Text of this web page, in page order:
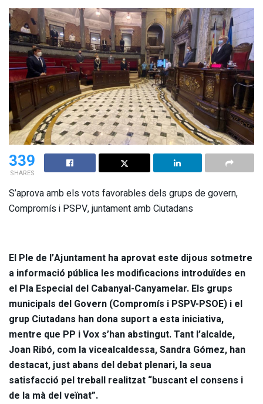
339
SHARES
S’aprova amb els vots favorables dels grups de govern,
Compromís i PSPV, juntament amb Ciutadans
El Ple de l’Ajuntament ha aprovat este dijous sotmetre
a informació pública les modificacions introduïdes en
el Pla Especial del Cabanyal-Canyamelar. Els grups
municipals del Govern (Compromís i PSPV-PSOE) i el
grup Ciutadans han dona suport a esta iniciativa,
mentre que PP i Vox s’han abstingut. Tant l’alcalde,
Joan Ribó, com la vicealcaldessa, Sandra Gómez, han
destacat, just abans del debat plenari, la seua
satisfacció pel treball realitzat “buscant el consens i
de la mà del veïnat”.